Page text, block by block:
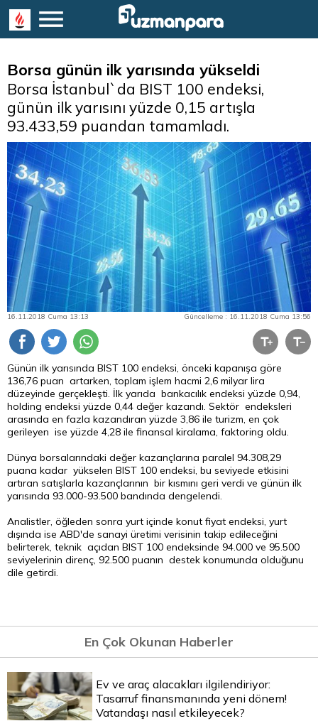
Borsa günün ilk yarısında yükseldi
Borsa İstanbul`da BIST 100 endeksi,
günün ilk yarısını yüzde 0,15 artışla
93.433,59 puandan tamamladı.
16.11.2018 Cuma 13:13 Güncelleme : 16.11.2018 Cuma 13:56
Günün ilk yarısında BIST 100 endeksi, önceki kapanışa göre
136,76 puan artarken, toplam işlem hacmi 2,6 milyar lira
düzeyinde gerçekleşti. İlk yarıda bankacılık endeksi yüzde 0,94,
holding endeksi yüzde 0,44 değer kazandı. Sektör endeksleri
arasında en fazla kazandıran yüzde 3,86 ile turizm, en çok
gerileyen ise yüzde 4,28 ile finansal kiralama, faktoring oldu.
Dünya borsalarındaki değer kazançlarına paralel 94.308,29
puana kadar yükselen BIST 100 endeksi, bu seviyede etkisini
artıran satışlarla kazançlarının bir kısmını geri verdi ve günün ilk
yarısında 93.000-93.500 bandında dengelendi.
Analistler, öğleden sonra yurt içinde konut fiyat endeksi, yurt
dışında ise ABD'de sanayi üretimi verisinin takip edileceğini
belirterek, teknik açıdan BIST 100 endeksinde 94.000 ve 95.500
seviyelerinin direnç, 92.500 puanın destek konumunda olduğunu
dile getirdi.
En Çok Okunan Haberler
Ev ve araç alacakları ilgilendiriyor:
Tasarruf finansmanında yeni dönem!
Vatandaşı nasıl etkileyecek?